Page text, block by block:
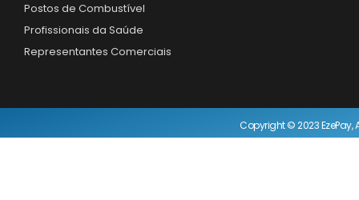
Postos de Combustível
Profissionais da Saúde
Representantes Comerciais
Copyright © 2023 EzePay,